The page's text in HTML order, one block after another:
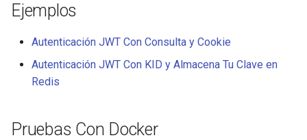
Ejemplos
Autenticación JWT Con Consulta y Cookie
Autenticación JWT Con KID y Almacena Tu Clave en
Redis
Pruebas Con Docker